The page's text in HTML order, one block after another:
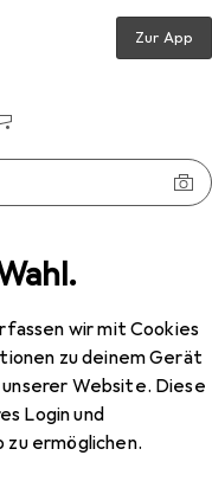
wir mit Cookies
zu deinem Gerät
Website. Diese
Login und
zu ermöglichen.
Zur App
Snite 230 V
Snite 230 V